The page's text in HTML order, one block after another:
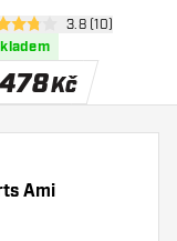
otevřít panel
hodnoticí hvězdičky
3.8 (10)
478Kč
Ami